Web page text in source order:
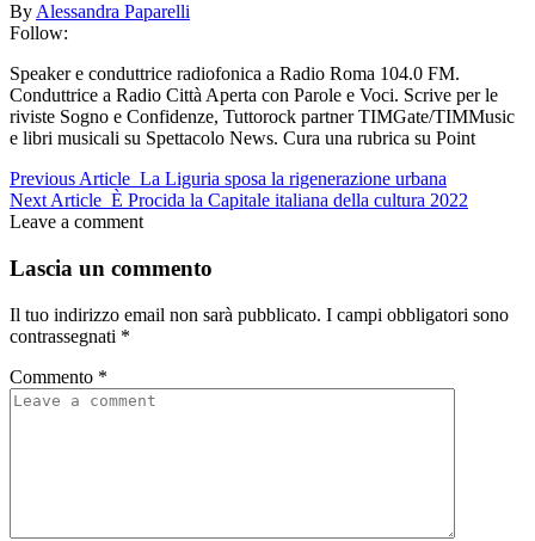
By Alessandra Paparelli
Follow:
Speaker e conduttrice radiofonica a Radio Roma 104.0 FM.
Conduttrice a Radio Città Aperta con Parole e Voci. Scrive per le
riviste Sogno e Confidenze, Tuttorock partner TIMGate/TIMMusic
e libri musicali su Spettacolo News. Cura una rubrica su Point
Previous Article La Liguria sposa la rigenerazione urbana
Next Article È Procida la Capitale italiana della cultura 2022
Leave a comment
Lascia un commento
Il tuo indirizzo email non sarà pubblicato. I campi obbligatori sono
contrassegnati *
Commento *